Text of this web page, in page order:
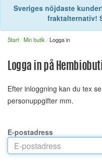
Sveriges nöjdaste
fraktalternativ!
Start Min butik Logga in
Logga in på
Efter inloggning kan du tex
personuppgifter mm.
E-postadress